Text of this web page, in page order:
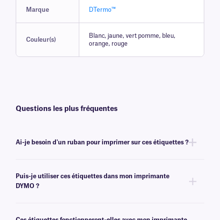
Marque DTermo™
Couleur(s)
Blanc, jaune, vert pomme, bleu,
orange, rouge
Questions les plus fréquentes
Ai-je besoin d'un ruban pour imprimer sur ces étiquettes ?
sur lesquelles l'impression s'effectue simplement en appliquant de la
chaleur à la surface de l'étiquette à l'aide d'une tête d'impression
Puis-je utiliser ces étiquettes dans mon imprimante
DYMO ?